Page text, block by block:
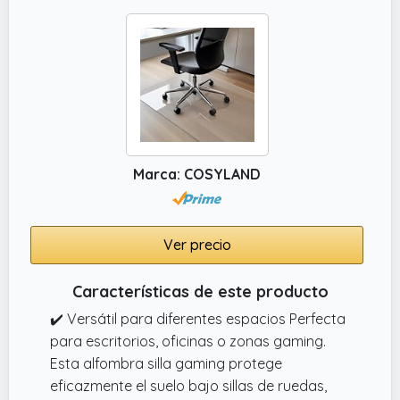
Marca: COSYLAND
Ver precio
Características de este producto
✔️ Versátil para diferentes espacios Perfecta
para escritorios, oficinas o zonas gaming.
Esta alfombra silla gaming protege
eficazmente el suelo bajo sillas de ruedas,